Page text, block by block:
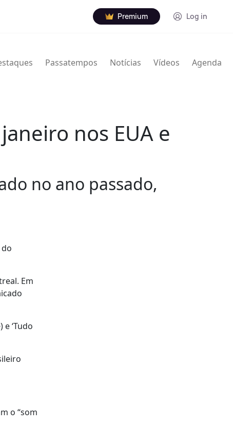
Premium Log in
Passatempos Notícias Vídeos Agenda
nos EUA e
no ano passado,
Em
e ‘Tudo
o “som